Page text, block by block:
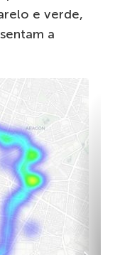
e verde,
a